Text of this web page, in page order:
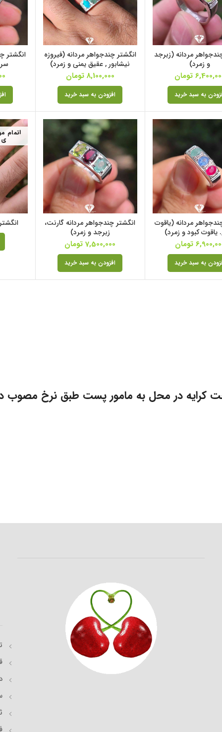
مردانه (زبرجد
و زمرد)
تومان
به سبد خرید
انگشتر چندجواهر مردانه (فیروزه
نیشابور , عقیق یمنی و زمرد)
8,100,000 تومان
افزودن به سبد خرید
انگشتر
مردانه (یاقوت
کبود و زمرد)
تومان
به سبد خرید
انگشتر چندجواهر مردانه گارنت،
زبرجد و زمرد)
7,500,000 تومان
افزودن به سبد خرید
اتمام
ی
انگشتر 3 نگین زمرد مردانه
کرایه در محل به مامور پست طبق نرخ مصوب